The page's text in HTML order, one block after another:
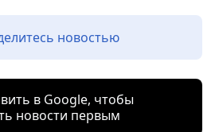
новостью
в Google, чтобы
новости первым